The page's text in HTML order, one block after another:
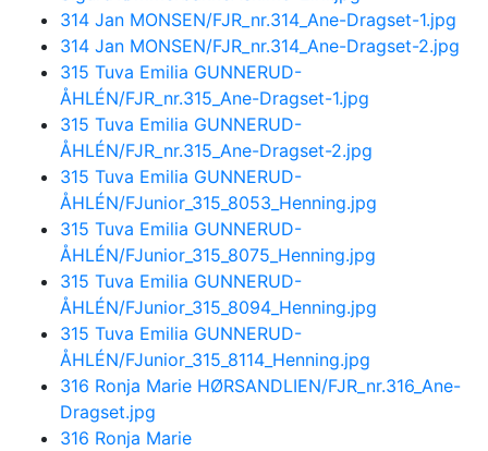
314 Jan MONSEN/FJR_nr.314_Ane-Dragset-1.jpg
314 Jan MONSEN/FJR_nr.314_Ane-Dragset-2.jpg
315 Tuva Emilia GUNNERUD-
ÅHLÉN/FJR_nr.315_Ane-Dragset-1.jpg
315 Tuva Emilia GUNNERUD-
ÅHLÉN/FJR_nr.315_Ane-Dragset-2.jpg
315 Tuva Emilia GUNNERUD-
ÅHLÉN/FJunior_315_8053_Henning.jpg
315 Tuva Emilia GUNNERUD-
ÅHLÉN/FJunior_315_8075_Henning.jpg
315 Tuva Emilia GUNNERUD-
ÅHLÉN/FJunior_315_8094_Henning.jpg
315 Tuva Emilia GUNNERUD-
ÅHLÉN/FJunior_315_8114_Henning.jpg
316 Ronja Marie HØRSANDLIEN/FJR_nr.316_Ane-
Dragset.jpg
316 Ronja Marie